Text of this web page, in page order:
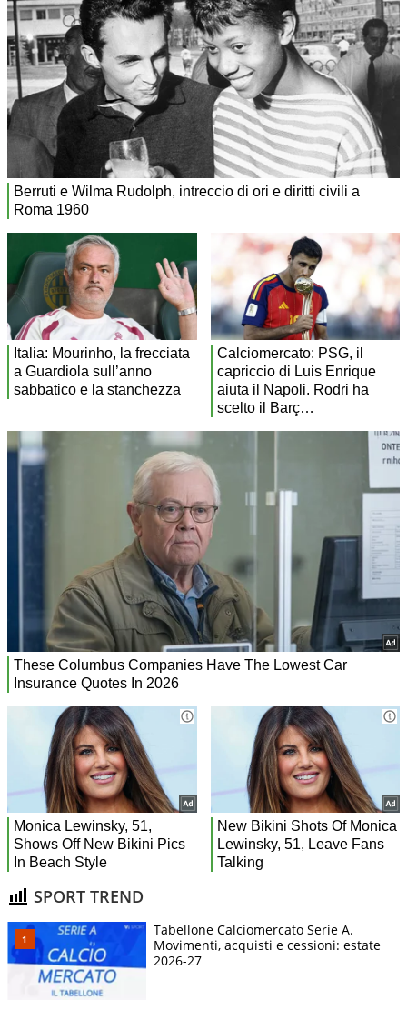
SPORT TREND
Tabellone Calciomercato Serie A.
Movimenti, acquisti e cessioni: estate
2026-27